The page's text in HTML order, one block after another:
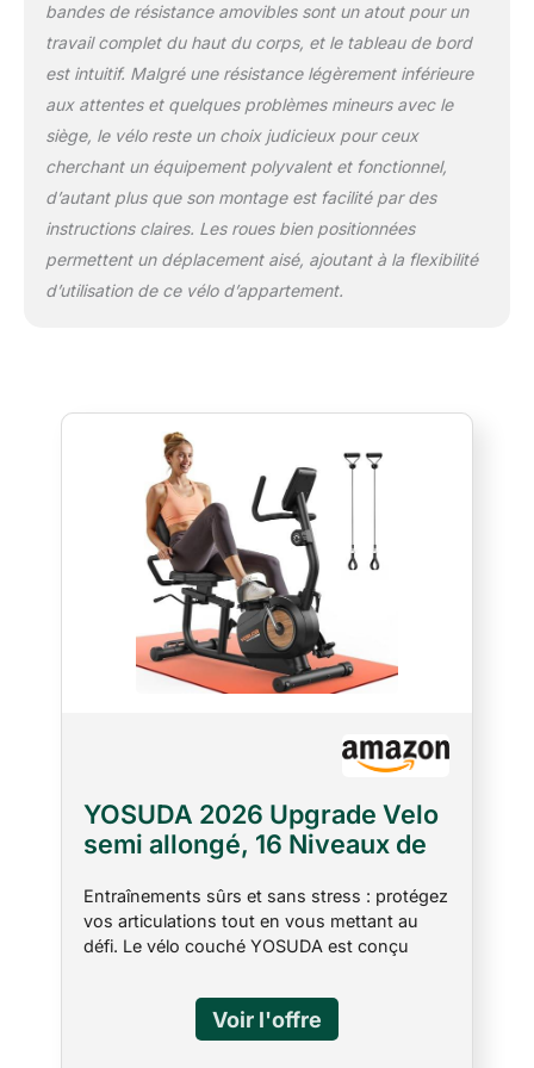
kg. Assemblage facile : préinstallé la plupart
des vélos couchés, instructions claires étape
référence, ce qui rend l'installation un jeu
d'enfant. Facile à déplacer une fois
l'assemblage terminé. 16 niveaux de
résistance : notre vélo offre deux fois plus de
résistance que les autres vélos couchés, ce
qui le rend idéal pour les débutants et les
professionnels. Choisissez votre niveau
d'entraînement préféré et obtenez une
efficacité optimale.
bandes de résistance amovibles sont un atout pour un
travail complet du haut du corps, et le tableau de bord
est intuitif. Malgré une résistance légèrement inférieure
aux attentes et quelques problèmes mineurs avec le
siège, le vélo reste un choix judicieux pour ceux
cherchant un équipement polyvalent et fonctionnel,
d’autant plus que son montage est facilité par des
instructions claires. Les roues bien positionnées
permettent un déplacement aisé, ajoutant à la flexibilité
d’utilisation de ce vélo d’appartement.
YOSUDA 2026 Upgrade Velo
semi allongé, 16 Niveaux de
Réglable 4D, App/Bluetooth,
Colonne Pliable Intégrée,
Velo d appartement pour
Seniors, 160 KG/190 CM, RC-
Entraînements sûrs et sans stress : protégez
vos articulations tout en vous mettant au
défi. Le vélo couché YOSUDA est conçu
rééducation, spécialement conçu pour les
personnes âgées, obèses, enceintes et les
personnes souffrant de blessures au genou